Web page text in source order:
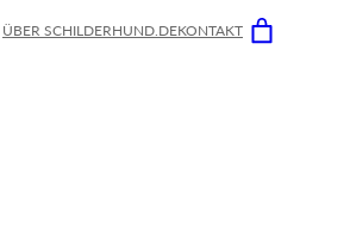
ÜBER SCHILDERHUND.DEKONTAKT